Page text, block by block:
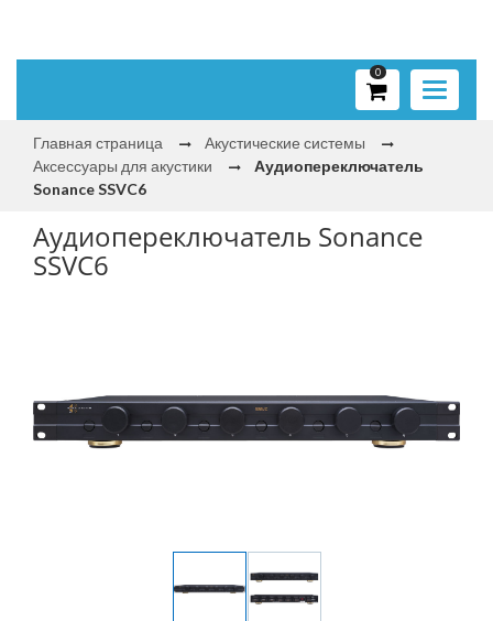
Toggle
0
Главная страница
Акустические системы
Аксессуары для акустики
Аудиопереключатель
Sonance SSVC6
Аудиопереключатель Sonance
SSVC6